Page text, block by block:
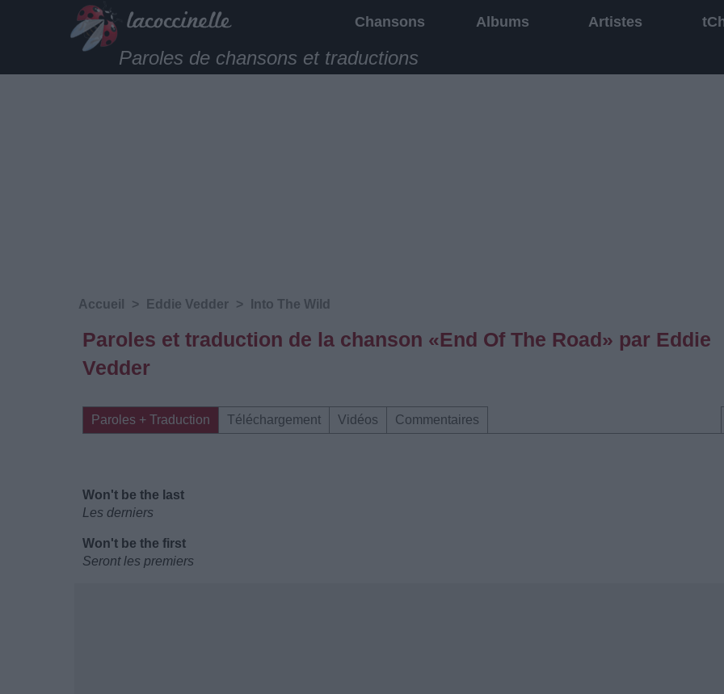
Chansons Albums Artistes
Paroles de chansons et traductions
Accueil > Eddie Vedder > Into The Wild
Paroles et traduction de la chanson «End Of The Road» par Eddie
Vedder
Paroles + Traduction Téléchargement Vidéos Commentaires
Won't be the last
Les derniers
Won't be the first
Seront les premiers